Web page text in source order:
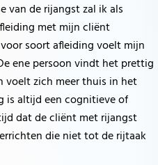
van de rijangst zal ik als
met mijn cliënt
soort afleiding voelt mijn
ene persoon vindt het prettig
voelt zich meer thuis in het
is altijd een cognitieve of
dat de cliënt met rijangst
die niet tot de rijtaak